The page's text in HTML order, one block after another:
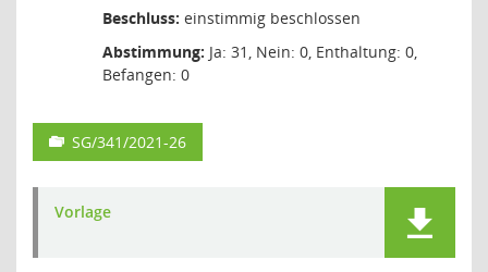
Beschluss: einstimmig beschlossen
Abstimmung: Ja: 31, Nein: 0, Enthaltung: 0,
Befangen: 0
SG/341/2021-26
Vorlage